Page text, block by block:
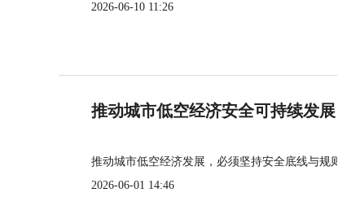
2026-06-10 11:26
推动城市低空经济安全可持续发展
推动城市低空经济发展，必须坚持安全底线与规
2026-06-01 14:46